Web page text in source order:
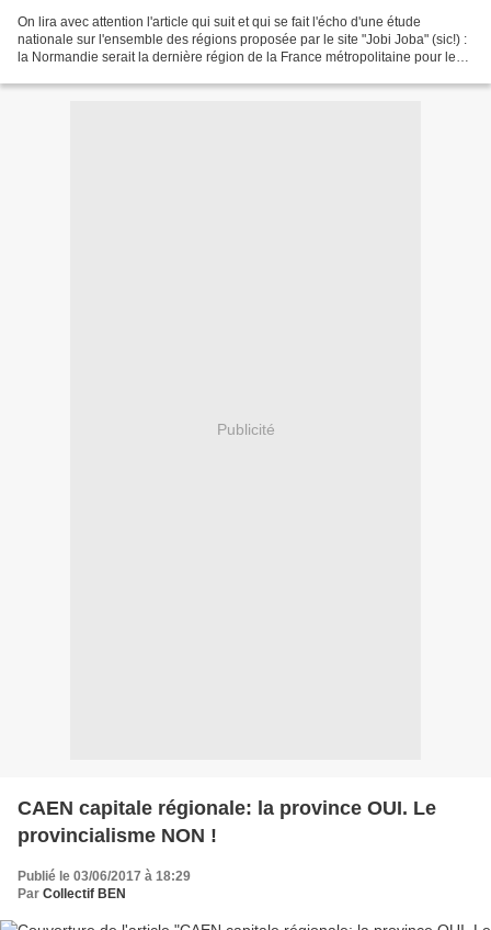
On lira avec attention l'article qui suit et qui se fait l'écho d'une étude
nationale sur l'ensemble des régions proposée par le site "Jobi Joba" (sic!) :
la Normandie serait la dernière région de la France métropolitaine pour le
Publicité
CAEN capitale régionale: la province OUI. Le
provincialisme NON !
Publié le 03/06/2017 à 18:29
Par Collectif BEN